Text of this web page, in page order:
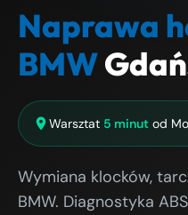
Naprawa
BMW
Warsztat 5 minut od
Wymiana klocków,
BMW. Diagnostyka